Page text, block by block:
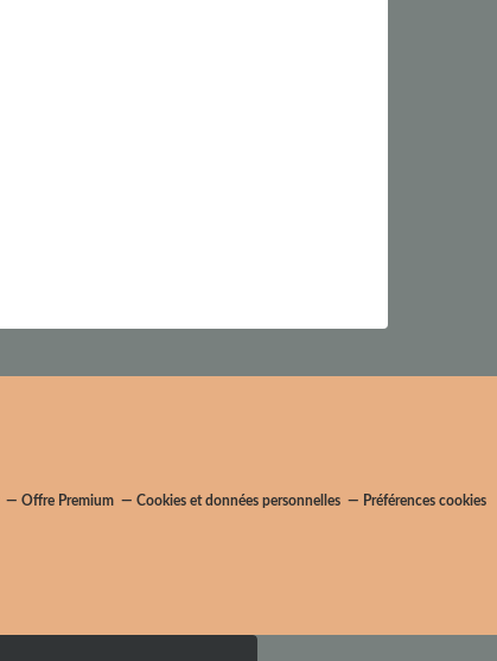
Offre Premium Cookies et données personnelles Préférences cookies